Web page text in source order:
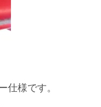
仕様です。